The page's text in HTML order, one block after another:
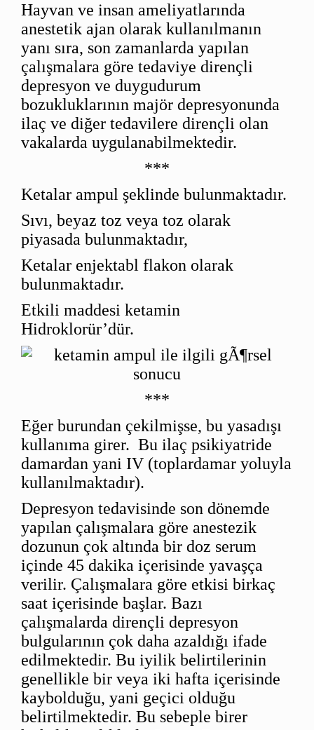
Hayvan ve insan ameliyatlarında
anestetik ajan olarak kullanılmanın
yanı sıra, son zamanlarda yapılan
çalışmalara göre tedaviye dirençli
depresyon ve duygudurum
bozukluklarının majör depresyonunda
ilaç ve diğer tedavilere dirençli olan
vakalarda uygulanabilmektedir.
***
Ketalar ampul şeklinde bulunmaktadır.
Sıvı, beyaz toz veya toz olarak
piyasada bulunmaktadır,
Ketalar enjektabl flakon olarak
bulunmaktadır.
Etkili maddesi ketamin
Hidroklorür’dür.
***
Eğer burundan çekilmişse, bu yasadışı
kullanıma girer. Bu ilaç psikiyatride
damardan yani IV (toplardamar yoluyla
kullanılmaktadır).
Depresyon tedavisinde son dönemde
yapılan çalışmalara göre anestezik
dozunun çok altında bir doz serum
içinde 45 dakika içerisinde yavaşça
verilir. Çalışmalara göre etkisi birkaç
saat içerisinde başlar. Bazı
çalışmalarda dirençli depresyon
bulgularının çok daha azaldığı ifade
edilmektedir. Bu iyilik belirtilerinin
genellikle bir veya iki hafta içerisinde
kaybolduğu, yani geçici olduğu
belirtilmektedir. Bu sebeple birer